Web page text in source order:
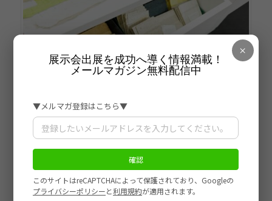
サンプルの紙を引き出しに陳列。アドバイスに沿って丁寧に
準備がされていました。
×
展示会出展を成功へ導く情報満載！
メールマガジン無料配信中